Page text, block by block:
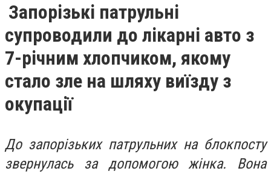
Запорізькі патрульні
супроводили до лікарні авто з
7-річним хлопчиком, якому
стало зле на шляху виїзду з
окупації
До запорізьких патрульних на блокпосту
звернулась за допомогою жінка. Вона